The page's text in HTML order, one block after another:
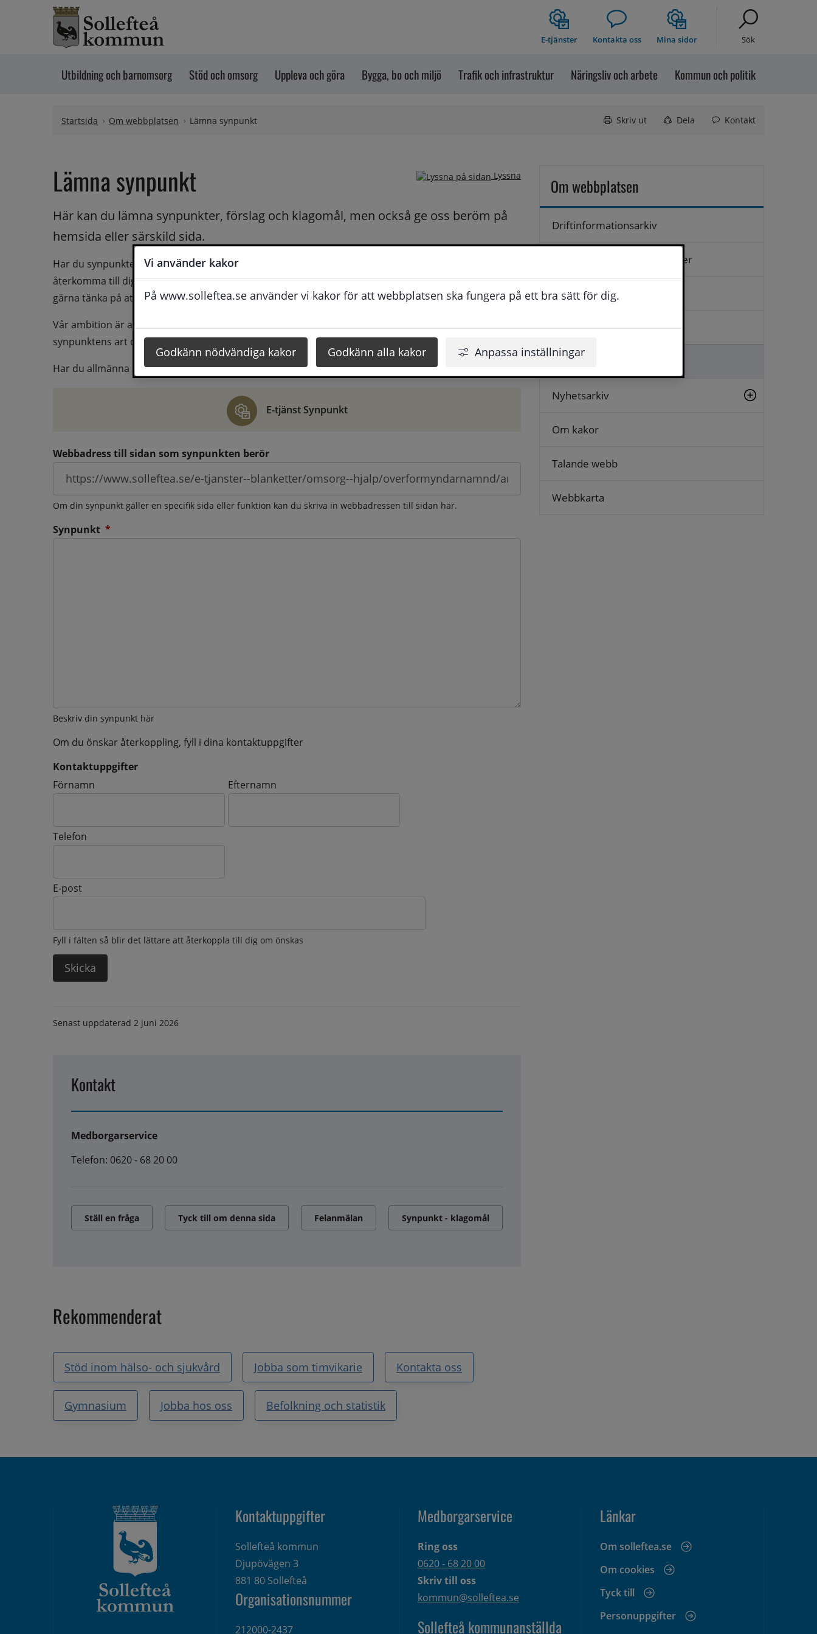
Vi använder kakor
På www.solleftea.se använder vi kakor för att webbplatsen ska fungera på ett bra sätt för dig.
Godkänn nödvändiga kakor Godkänn alla kakor Anpassa inställningar
Hoppa till innehåll
E-tjänster Kontakta oss Mina sidor Sök
Utbildning och barnomsorg Stöd och omsorg Uppleva och göra Bygga, bo och miljö Trafik och infrastruktur Näringsliv och arbete Kommun och politik
Startsida Om webbplatsen Lämna synpunkt Skriv ut Dela Kontakt
Lyssna
Lämna synpunkt
Här kan du lämna synpunkter, förslag och klagomål, men också ge oss beröm på
hemsida eller särskild sida.
Har du synpunkter på webbplatsen kan du skicka in dem via formuläret nedanför. Vill du att vi ska
återkomma till dig behöver du även fylla i dina kontaktuppgifter. När du skriver in din synpunkt får du
gärna tänka på att vara så tydlig som möjligt för att vi ska kunna hjälpa dig bättre.
Vår ambition är att besvara synpunkter så snart som möjligt, men svarstiden beror givetvis på
synpunktens art och omfång.
Har du allmänna synpunkter, klagomål eller beröm gör du det via e-tjänsten Synpunkt
E-tjänst Synpunkt
Webbadress till sidan som synpunkten berör
Om din synpunkt gäller en specifik sida eller funktion kan du skriva in webbadressen till sidan här.
Synpunkt *
Beskriv din synpunkt här
Om du önskar återkoppling, fyll i dina kontaktuppgifter
Kontaktuppgifter
Kontaktuppgifter
Förnamn Efternamn
Telefon
E-post
Fyll i fälten så blir det lättare att återkoppla till dig om önskas
Senast uppdaterad 2 juni 2026
Kontakt
Medborgarservice
Telefon: 0620 - 68 20 00
Ställ en fråga Tyck till om denna sida Felanmälan Synpunkt - klagomål
Rekommenderat
Stöd inom hälso- och sjukvård Jobba som timvikarie Kontakta oss
Gymnasium Jobba hos oss Befolkning och statistik
Om webbplatsen
Driftinformationsarkiv
Hantering av personuppgifter
Kontakta oss
Logga in
Lämna synpunkt
Nyhetsarkiv
Om kakor
Talande webb
Webbkarta
Kontaktuppgifter
Sollefteå kommun
Djupövägen 3
881 80 Sollefteå
Organisationsnummer
212000-2437
Medborgarservice
Ring oss
0620 - 68 20 00
Skriv till oss
kommun@solleftea.se
Sollefteå kommunanställda
Länkar
Om solleftea.se
Om cookies
Tyck till
Personuppgifter